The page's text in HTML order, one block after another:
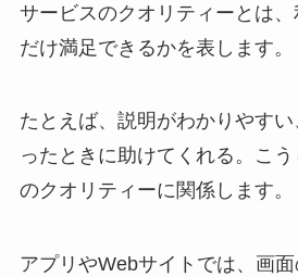
サービスのクオリティーとは
だけ満足できるかを表します。
たとえば、説明がわかりやす
ったときに助けてくれる。こ
のクオリティーに関係します。
アプリやWebサイトでは、画面